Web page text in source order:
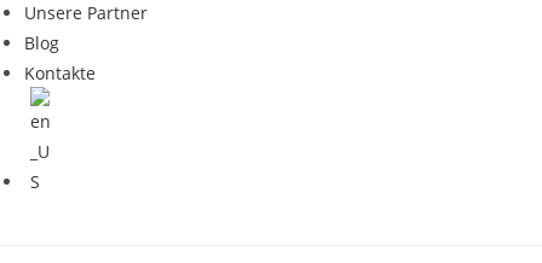
Unsere Partner
Blog
Kontakte